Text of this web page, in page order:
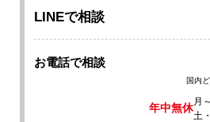
LINEで相談
お電話で相談
国内
年中無休
月
土